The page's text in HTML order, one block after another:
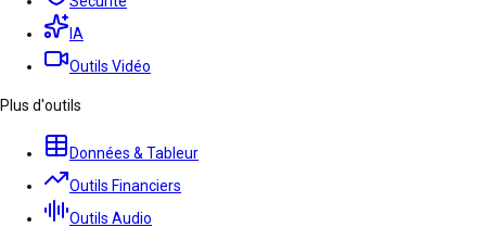
IA
Outils Vidéo
Plus d'outils
Données & Tableur
Outils Financiers
Outils Audio